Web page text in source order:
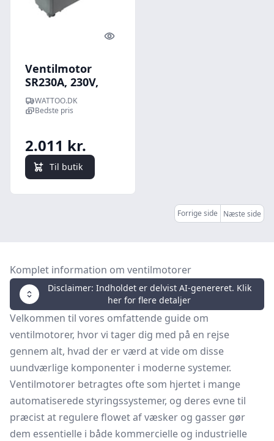
Quick look
Ventilmotor
SR230A, 230V,
ON/OFF/3PKT, 20
Nm
WATTOO.DK
Bedste pris
2.011 kr.
Til butik
Forrige side Næste side
Komplet information om ventilmotorer
Disclaimer: Indholdet er delvist AI-genereret. Klik
her for flere detaljer
Velkommen til vores omfattende guide om
ventilmotorer, hvor vi tager dig med på en rejse
gennem alt, hvad der er værd at vide om disse
uundværlige komponenter i moderne systemer.
Ventilmotorer betragtes ofte som hjertet i mange
automatiserede styringssystemer, og deres evne til
præcist at regulere flowet af væsker og gasser gør
dem essentielle i både kommercielle og industrielle